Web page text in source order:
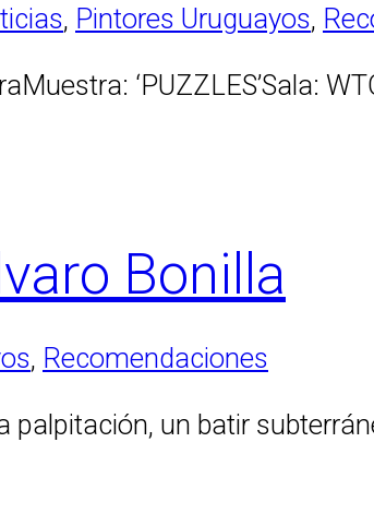
, Pintores Uruguayos,
‘PUZZLES’Sala:
Bonilla
, Recomendaciones
palpitación, un batir